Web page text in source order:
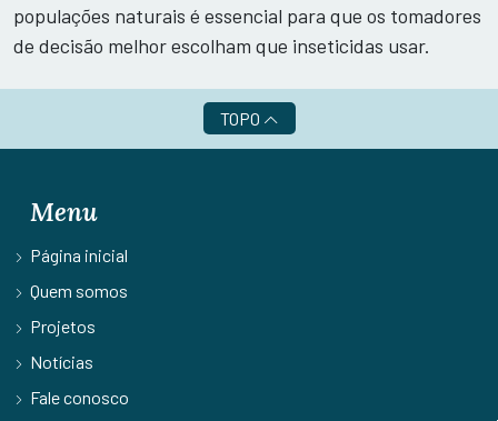
populações naturais é essencial para que os tomadores
de decisão melhor escolham que inseticidas usar.
TOPO
Menu
Página inicial
Quem somos
Projetos
Notícias
Fale conosco